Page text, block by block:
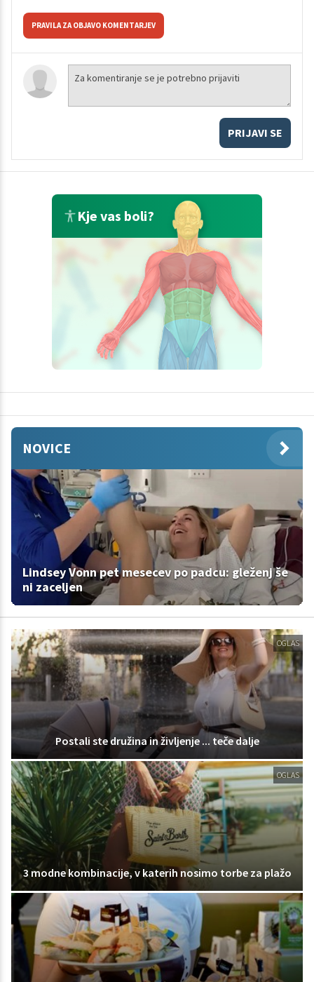
PRAVILA ZA OBJAVO KOMENTARJEV
PRIJAVI SE
Kje vas boli?
NOVICE
Lindsey Vonn pet mesecev po padcu: gleženj še
ni zaceljen
OGLAS
Postali ste družina in življenje ... teče dalje
OGLAS
3 modne kombinacije, v katerih nosimo torbe za plažo